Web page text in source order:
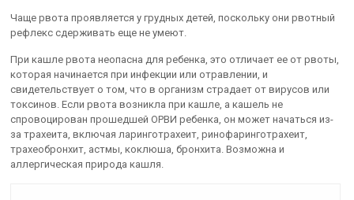
Чаще рвота проявляется у грудных детей, поскольку они рвотный
рефлекс сдерживать еще не умеют.
При кашле рвота неопасна для ребенка, это отличает ее от рвоты,
которая начинается при инфекции или отравлении, и
свидетельствует о том, что в организм страдает от вирусов или
токсинов. Если рвота возникла при кашле, а кашель не
спровоцирован прошедшей ОРВИ ребенка, он может начаться из-
за трахеита, включая ларинготрахеит, ринофаринготрахеит,
трахеобронхит, астмы, коклюша, бронхита. Возможна и
аллергическая природа кашля.